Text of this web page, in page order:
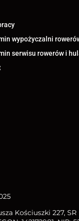
wypożyczalni
serwisu rowerów i
Kościuszki 227,